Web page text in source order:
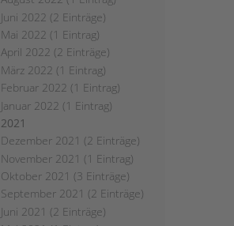
Juni 2022 (2 Einträge)
Mai 2022 (1 Eintrag)
April 2022 (2 Einträge)
März 2022 (1 Eintrag)
Februar 2022 (1 Eintrag)
Januar 2022 (1 Eintrag)
2021
Dezember 2021 (2 Einträge)
November 2021 (1 Eintrag)
Oktober 2021 (3 Einträge)
September 2021 (2 Einträge)
Juni 2021 (2 Einträge)